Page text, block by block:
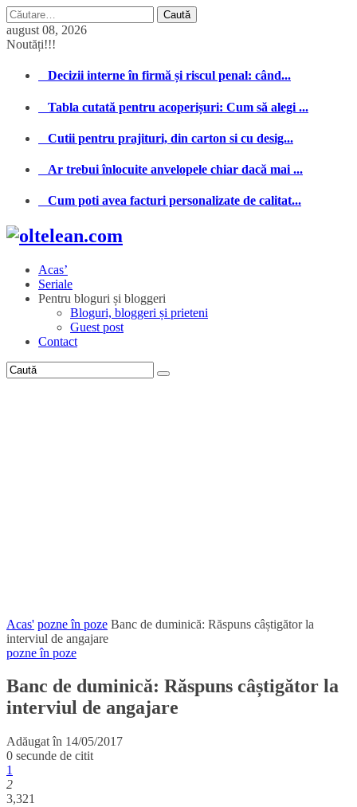
Caută
după:
august 08, 2026
Noutăți!!!
Decizii interne în firmă și riscul penal: când...
Tabla cutată pentru acoperișuri: Cum să alegi ...
Cutii pentru prajituri, din carton si cu desig...
Ar trebui înlocuite anvelopele chiar dacă mai ...
Cum poti avea facturi personalizate de calitat...
Acas’
Seriale
Pentru bloguri și bloggeri
Bloguri, bloggeri și prieteni
Guest post
Contact
Acas' pozne în poze Banc de duminică: Răspuns câștigător la
interviul de angajare
pozne în poze
Banc de duminică: Răspuns câștigător la
interviul de angajare
Adăugat în 14/05/2017
0 secunde de citit
1
2
3,321